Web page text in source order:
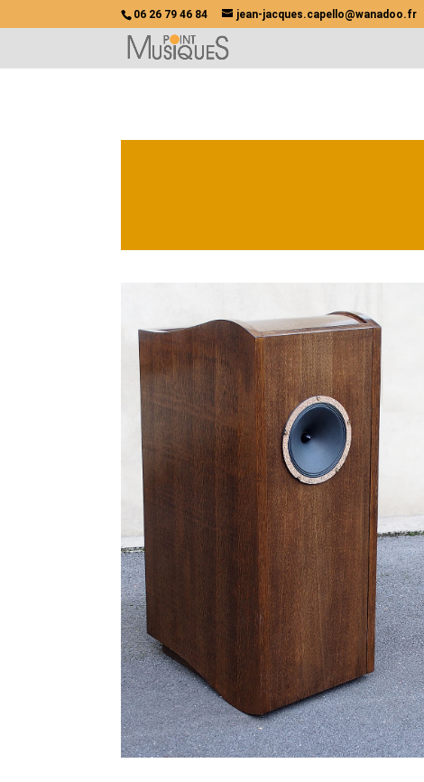
06 26 79 46 84 jean-jacques.capello@wanadoo.fr